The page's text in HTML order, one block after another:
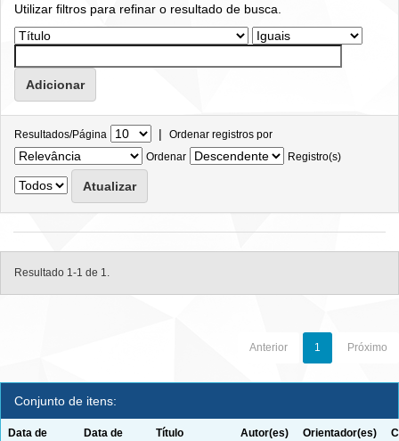
Utilizar filtros para refinar o resultado de busca.
Resultados/Página | Ordenar registros por
Ordenar
Registro(s)
Resultado 1-1 de 1.
Anterior 1 Próximo
Conjunto de itens:
Data de
Data de
Título Autor(es) Orientador(es)